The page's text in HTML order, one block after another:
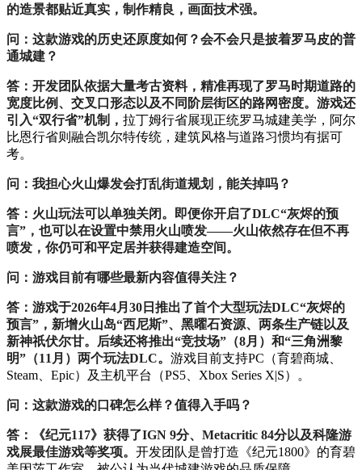
的造景都贴近真实，制作精良，画面技术强。
问：这款游戏的历史还原度如何？会不会只是披着罗马皮的普
通城建？
答：开发团队依据大量考古资料，精准再现了罗马时期道路的
宽度比例、交叉口形态以及不同阶层街区的路网密度。游戏还
引入“双行省”机制， 拉丁姆行省展现正统罗马城建美学，阿尔
比恩行省则融合凯尔特传统，建筑风格与道路习惯均有据可
考。
问：我担心火山爆发会打乱街道规划，能关掉吗？
答：火山玩法可以单独关闭。即便你开启了DLC“灰烬的预
言”，也可以在设置中禁用火山喷发——火山依然存在但不再
喷发，你仍可和平定居并获得建造空间。
问：游戏目前有哪些最新内容值得关注？
答：游戏于2026年4月30日推出了首个大型玩法DLC“灰烬的
预言”，新增火山岛“西尼斯”、黑曜石资源、两条生产链以及
新神祇伏尔甘。后续还将推出“竞技场”（8月）和“三角洲黎
明”（11月）两个玩法DLC。 游戏目前支持PC（育碧商城、
Steam、Epic）及主机平台（PS5、Xbox Series X|S）。
问：这款游戏的口碑怎么样？值得入手吗？
答：《纪元117》获得了IGN 9分、Metacritic 84分以及科隆游
戏展最佳游戏等奖项。 开发团队是曾打造《纪元1800》的育碧